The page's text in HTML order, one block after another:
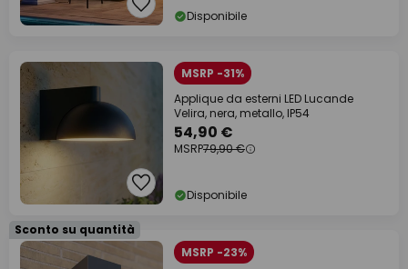
Disponibile
MSRP -31%
Applique da esterni LED Lucande
Velira, nera, metallo, IP54
54,90 €
MSRP79,90 €
Disponibile
Sconto su quantità
MSRP -23%